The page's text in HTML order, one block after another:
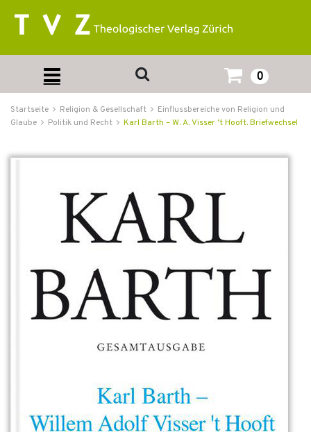
0
Startseite Religion & Gesellschaft
Einflussbereiche von Religion und
Glaube
Politik und Recht Karl Barth – W. A. Visser ’t Hooft. Briefwechsel